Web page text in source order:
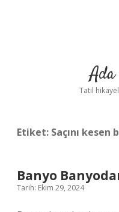
Tatil
Etiket: Saçını
Banyo
Tarih: Ekim 29, 2024